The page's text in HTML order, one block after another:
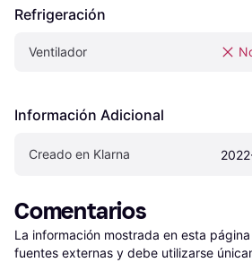
Refrigeración
Ventilador
Información Adicional
Creado en Klarna
Comentarios
La información mostrada en esta
fuentes externas y debe utilizarse